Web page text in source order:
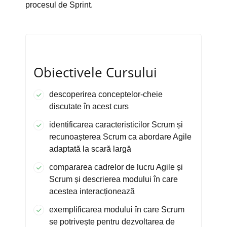
procesul de Sprint.
Obiectivele Cursului
descoperirea conceptelor-cheie
discutate în acest curs
identificarea caracteristicilor Scrum și
recunoașterea Scrum ca abordare Agile
adaptată la scară largă
compararea cadrelor de lucru Agile și
Scrum și descrierea modului în care
acestea interacționează
exemplificarea modului în care Scrum
se potrivește pentru dezvoltarea de